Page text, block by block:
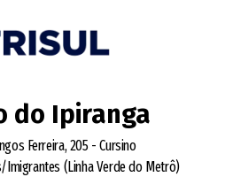
do Ipiranga
Ferreira, 205 - Cursino
(Linha Verde do Metrô)